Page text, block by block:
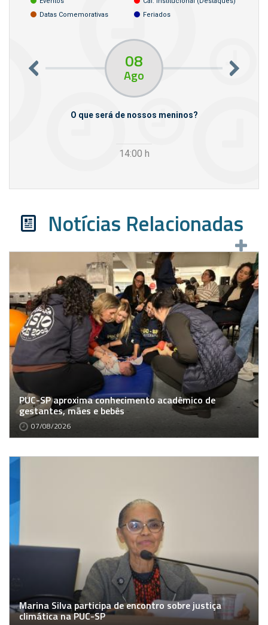
Datas Comemorativas
Feriados
08
Ago
O que será de nossos meninos?
14:00 h
Notícias Relacionadas
PUC-SP aproxima conhecimento acadêmico de
gestantes, mães e bebês
07/08/2026
Marina Silva participa de encontro sobre justiça
climática na PUC-SP